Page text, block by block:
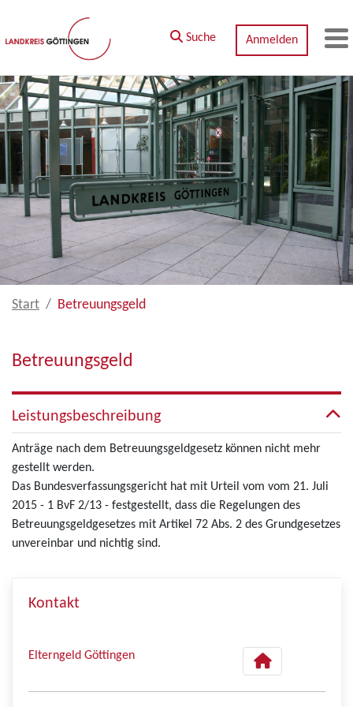
Zum Hauptinhalt springen
Suche
Anmelden
Start Betreuungsgeld
Betreuungsgeld
Leistungsbeschreibung
Anträge nach dem Betreuungsgeldgesetz können nicht mehr
gestellt werden.
Das Bundesverfassungsgericht hat mit Urteil vom vom 21. Juli
2015 - 1 BvF 2/13 - festgestellt, dass die Regelungen des
Betreuungsgeldgesetzes mit Artikel 72 Abs. 2 des Grundgesetzes
unvereinbar und nichtig sind.
Kontakt
Elterngeld Göttingen